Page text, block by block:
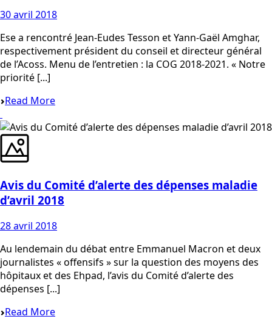
30 avril 2018
Ese a rencontré Jean-Eudes Tesson et Yann-Gaël Amghar,
respectivement président du conseil et directeur général
de l’Acoss. Menu de l’entretien : la COG 2018-2021. « Notre
priorité [...]
Read More
Avis du Comité d’alerte des dépenses maladie
d’avril 2018
28 avril 2018
Au lendemain du débat entre Emmanuel Macron et deux
journalistes « offensifs » sur la question des moyens des
hôpitaux et des Ehpad, l’avis du Comité d’alerte des
dépenses [...]
Read More